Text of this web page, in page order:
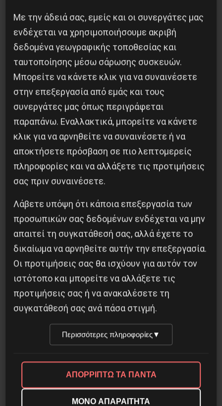
Η Eπανάσταση της 19 Ιουλίου 1936 στην
Iσπανία
5 Αυγούστου 2026
Οδύσσεια του Νόλαν: Μύθος, μνήμη και
ταξική εξουσία
3 Αυγούστου 2026
Με την άδειά σας, εμείς και οι συνεργάτες μας
ενδέχεται να χρησιμοποιήσουμε ακριβή
δεδομένα γεωγραφικής τοποθεσίας και
ταυτοποίησης μέσω σάρωσης συσκευών.
Μπορείτε να κάνετε κλικ για να συναινέσετε
στην επεξεργασία από εμάς και τους
συνεργάτες μας όπως περιγράφεται
παραπάνω. Εναλλακτικά, μπορείτε να κάνετε
κλικ για να αρνηθείτε να συναινέσετε ή να
αποκτήσετε πρόσβαση σε πιο λεπτομερείς
πληροφορίες και να αλλάξετε τις προτιμήσεις
σας πριν συναινέσετε.
Λάβετε υπόψη ότι κάποια επεξεργασία των
προσωπικών σας δεδομένων ενδέχεται να μην
απαιτεί τη συγκατάθεσή σας, αλλά έχετε το
δικαίωμα να αρνηθείτε αυτήν την επεξεργασία.
Οι προτιμήσεις σας θα ισχύουν για αυτόν τον
ιστότοπο και μπορείτε να αλλάξετε τις
προτιμήσεις σας ή να ανακαλέσετε τη
συγκατάθεσή σας ανά πάσα στιγμή.
Περισσότερες πληροφορίες▼
ΑΠΟΡΡΙΠΤΩ ΤΑ ΠΑΝΤΑ
ΜΟΝΟ ΑΠΑΡΑΙΤΗΤΑ